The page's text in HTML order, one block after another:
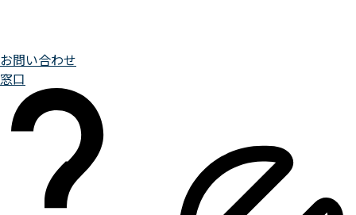
お問い合わせ
窓口